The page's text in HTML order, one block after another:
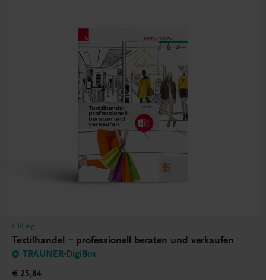
Bildung
Textilhandel – professionell beraten und verkaufen
TRAUNER-DigiBox
€ 25,84